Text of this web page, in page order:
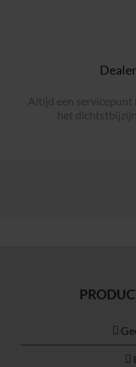
Altijd een servicepunt
het